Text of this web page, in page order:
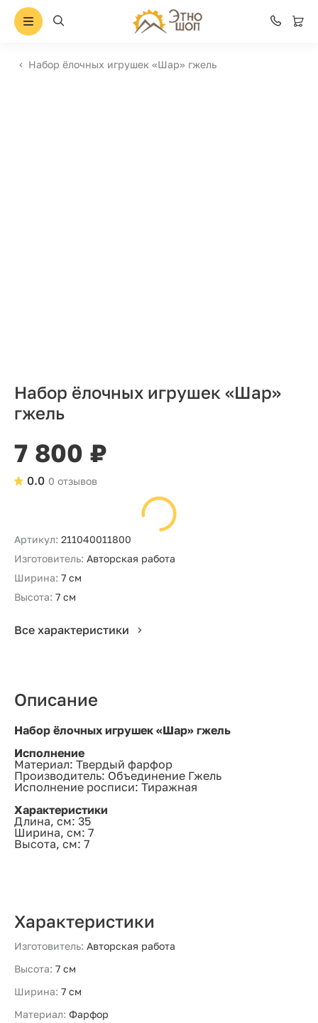
Набор ёлочных игрушек «Шар» гжель
Набор ёлочных игрушек «Шар»
гжель
7 800 ₽
0 отзывов
0.0
Артикул: 211040011800
Изготовитель: Авторская работа
Ширина: 7 см
Высота: 7 см
Все характеристики
Описание
Набор ёлочных игрушек «Шар» гжель
Исполнение
Материал: Твердый фарфор
Производитель: Объединение Гжель
Исполнение росписи: Тиражная
Характеристики
Длина, см: 35
Ширина, см: 7
Высота, см: 7
Характеристики
Изготовитель: Авторская работа
Высота: 7 см
Ширина: 7 см
Материал: Фарфор